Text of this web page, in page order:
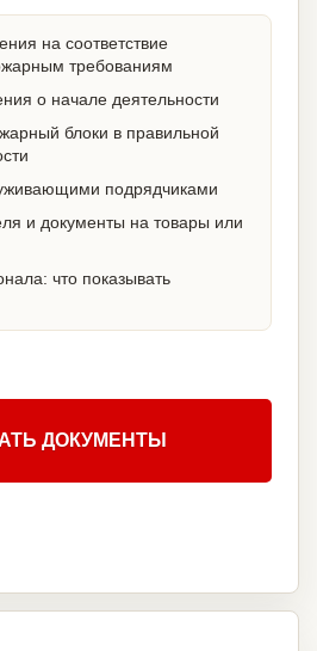
на соответствие
требованиям
о начале деятельности
блоки в правильной
подрядчиками
и документы на товары или
что показывать
ДОКУМЕНТЫ